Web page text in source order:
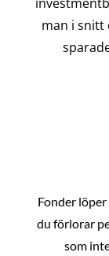
man i snitt
Fonder
du förlorar
som